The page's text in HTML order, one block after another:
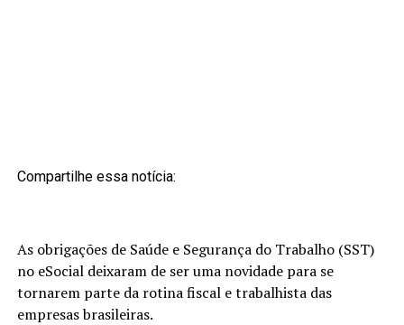
Compartilhe essa notícia:
As obrigações de Saúde e Segurança do Trabalho (SST)
no eSocial deixaram de ser uma novidade para se
tornarem parte da rotina fiscal e trabalhista das
empresas brasileiras.